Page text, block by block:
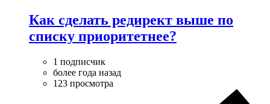
Как сделать редирект выше по
списку приоритетнее?
1 подписчик
более года назад
123 просмотра